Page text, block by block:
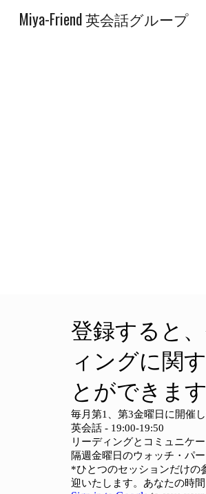
Miya-Friend 英会話グループ